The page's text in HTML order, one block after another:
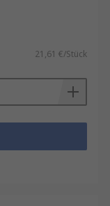
21,61 €/Stück